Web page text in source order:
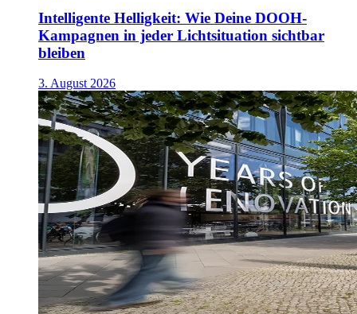
Intelligente Helligkeit: Wie Deine DOOH-
Kampagnen in jeder Lichtsituation sichtbar
bleiben
3. August 2026